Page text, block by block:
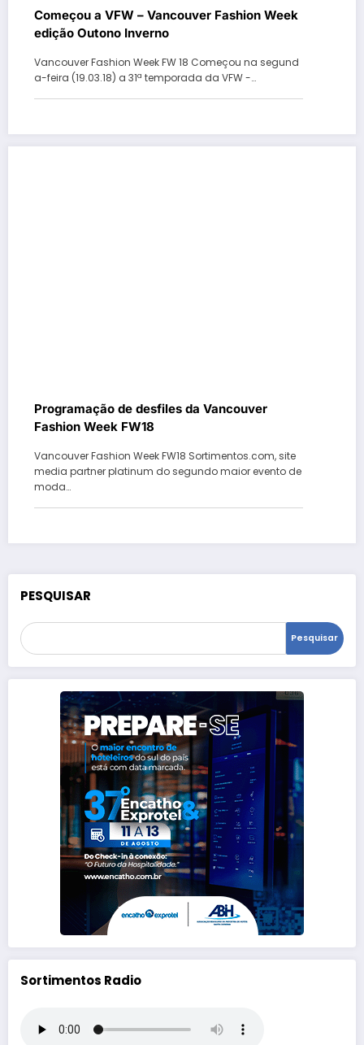
Começou a VFW – Vancouver Fashion Week
edição Outono Inverno
Vancouver Fashion Week FW 18 Começou na segund
a-feira (19.03.18) a 31ª temporada da VFW -…
Programação de desfiles da Vancouver
Fashion Week FW18
Vancouver Fashion Week FW18 Sortimentos.com, site
media partner platinum do segundo maior evento de
moda…
PESQUISAR
Pesquisar
Sortimentos Radio